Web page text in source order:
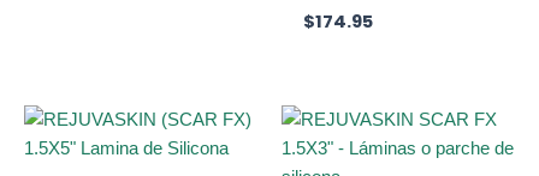
$174.95